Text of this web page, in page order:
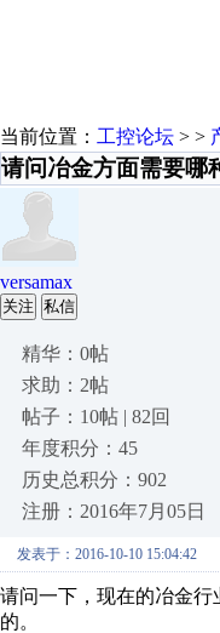
当前位置： 工控论坛 > >
请问冶金方面需要哪
versamax
关注 私信
精华：0帖
求助：2帖
帖子：10帖 | 82回
年度积分：45
历史总积分：902
注册：2016年7月05日
发表于：2016-10-10 15:04:42
请问一下，现在的冶金
的。